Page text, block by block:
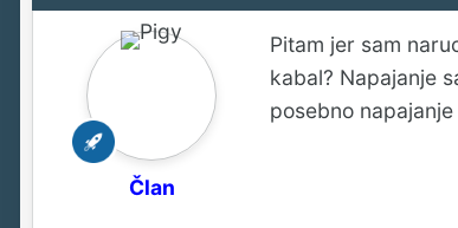
Član
Pitam jer sam
kabal? Napajanje
posebno